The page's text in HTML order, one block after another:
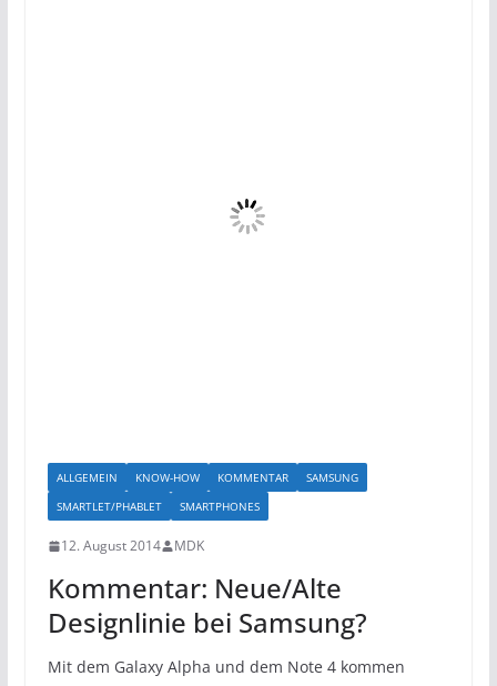
ALLGEMEIN KNOW-HOW KOMMENTAR
SAMSUNG
SMARTLET/PHABLET
SMARTPHONES
12. August 2014 MDK
Kommentar: Neue/Alte
Designlinie bei Samsung?
Mit dem Galaxy Alpha und dem Note 4 kommen